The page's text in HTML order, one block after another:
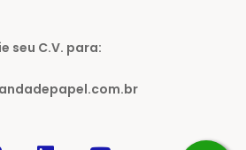
seu C.V. para: